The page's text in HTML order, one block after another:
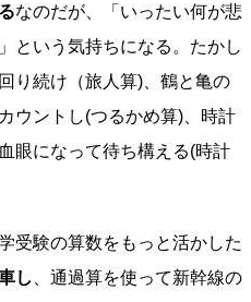
なのだが、「いったい何が悲
という気持ちになる。たかし
り続け（旅人算)、鶴と亀の
ウントし(つるかめ算)、時計
眼になって待ち構える(時計
受験の算数をもっと活かした
し
、通過算を使って新幹線の